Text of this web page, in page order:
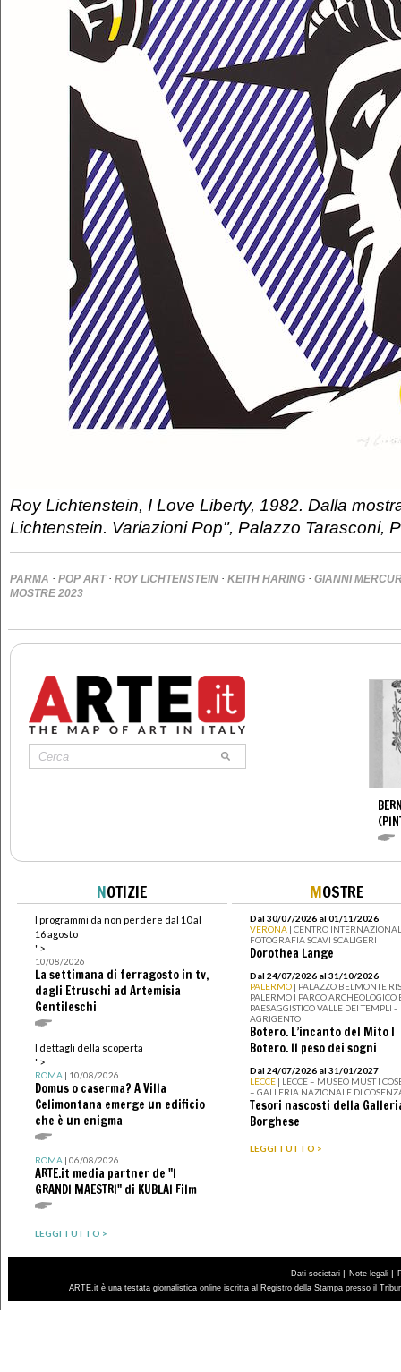
Roy Lichtenstein, I Love Liberty, 1982. Dalla
Lichtenstein. Variazioni Pop", Palazzo Tarasconi,
PARMA · POP ART· ROY LICHTENSTEIN · KEITH HARING · GIANNI
MOSTRE 2023
NOTIZIE
I programmi da non perdere dal 10 al
16 agosto
">
10/08/2026
La settimana di ferragosto in tv,
dagli Etruschi ad Artemisia
Gentileschi
I dettagli della scoperta
">
ROMA| 10/08/2026
Domus o caserma? A Villa
Celimontana emerge un edificio
che è un enigma
ROMA| 06/08/2026
ARTE.it media partner de "I
GRANDI MAESTRI" di KUBLAI Film
LEGGI TUTTO >
MOSTRE
Dal 30/07/2026 al 01/11/2026
VERONA | CENTRO
FOTOGRAFIA SCAVI SCALIGERI
Dorothea Lange
Dal 24/07/2026 al 31/10/2026
PALERMO | PALAZZO BELMONTE
PALERMO I PARCO ARCHEOLOGICO
PAESAGGISTICO VALLE DEI TEMPLI -
AGRIGENTO
Botero. L’incanto del Mito I
Botero. Il peso dei sogni
Dal 24/07/2026 al 31/01/2027
LECCE | LECCE – MUSEO MUST I
– GALLERIA NAZIONALE DI
Tesori nascosti della
Borghese
LEGGI TUTTO >
Dati societari | Note legali |
ARTE.it è una testata giornalistica online iscritta al Registro della Stampa presso il